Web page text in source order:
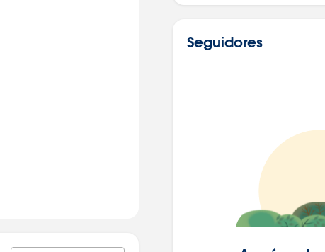
Seguidores